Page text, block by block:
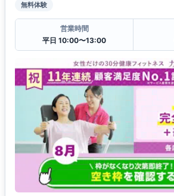
無料体験
営業時間
平日 10:00〜13:00